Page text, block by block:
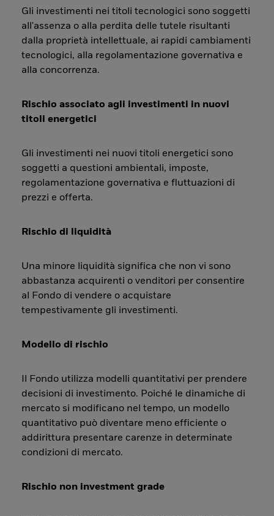
Gli investimenti nei titoli tecnologici sono soggetti
all'assenza o alla perdita delle tutele risultanti
dalla proprietà intellettuale, ai rapidi cambiamenti
tecnologici, alla regolamentazione governativa e
alla concorrenza.
Rischio associato agli investimenti in nuovi
titoli energetici
Gli investimenti nei nuovi titoli energetici sono
soggetti a questioni ambientali, imposte,
regolamentazione governativa e fluttuazioni di
prezzi e offerta.
Rischio di liquidità
Una minore liquidità significa che non vi sono
abbastanza acquirenti o venditori per consentire
al Fondo di vendere o acquistare
tempestivamente gli investimenti.
Modello di rischio
Il Fondo utilizza modelli quantitativi per prendere
decisioni di investimento. Poiché le dinamiche di
mercato si modificano nel tempo, un modello
quantitativo può diventare meno efficiente o
addirittura presentare carenze in determinate
condizioni di mercato.
Rischio non investment grade